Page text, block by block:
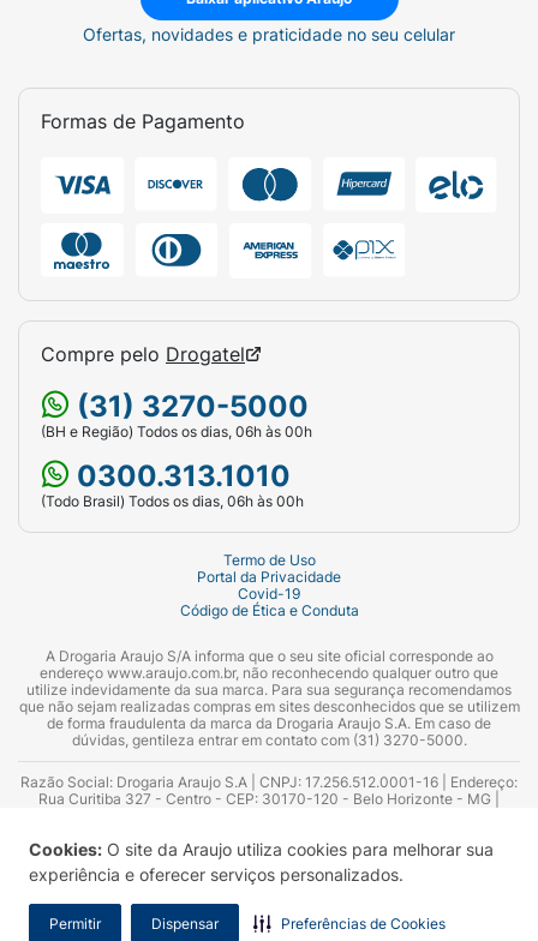
Cookies: O site da Araujo utiliza cookies para melhorar sua
experiência e oferecer serviços personalizados.
Permitir Dispensar Preferências de Cookies
Ofertas, novidades e praticidade no seu celular
Formas de Pagamento
Compre pelo Drogatel
(31) 3270-5000
(BH e Região) Todos os dias, 06h às 00h
0300.313.1010
(Todo Brasil) Todos os dias, 06h às 00h
Termo de Uso
Portal da Privacidade
Covid-19
Código de Ética e Conduta
A Drogaria Araujo S/A informa que o seu site oficial corresponde ao
endereço www.araujo.com.br, não reconhecendo qualquer outro que
utilize indevidamente da sua marca. Para sua segurança recomendamos
que não sejam realizadas compras em sites desconhecidos que se utilizem
de forma fraudulenta da marca da Drogaria Araujo S.A. Em caso de
dúvidas, gentileza entrar em contato com (31) 3270-5000.
Razão Social: Drogaria Araujo S.A | CNPJ: 17.256.512.0001-16 | Endereço:
Rua Curitiba 327 - Centro - CEP: 30170-120 - Belo Horizonte - MG |
Azevedo Guimarães – CRF 10.965 | Yasmin Silva Alvarenga – CRF 52.584 -
Consultor substituto: Thiago Aguiar Pinheiro - CRF Nº 13.748. Alvará
Sanitário: 2025020713 | Autorização de Funcionamento da Empresa (AFE):